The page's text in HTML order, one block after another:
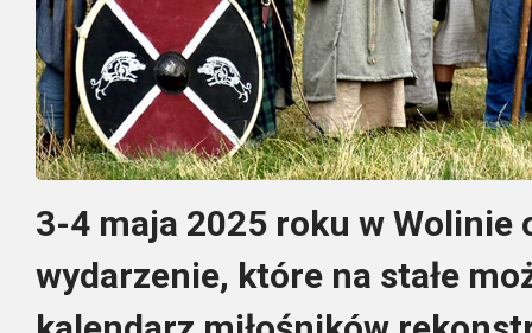
3-4 maja 2025 roku w Wolinie
wydarzenie, które na stałe